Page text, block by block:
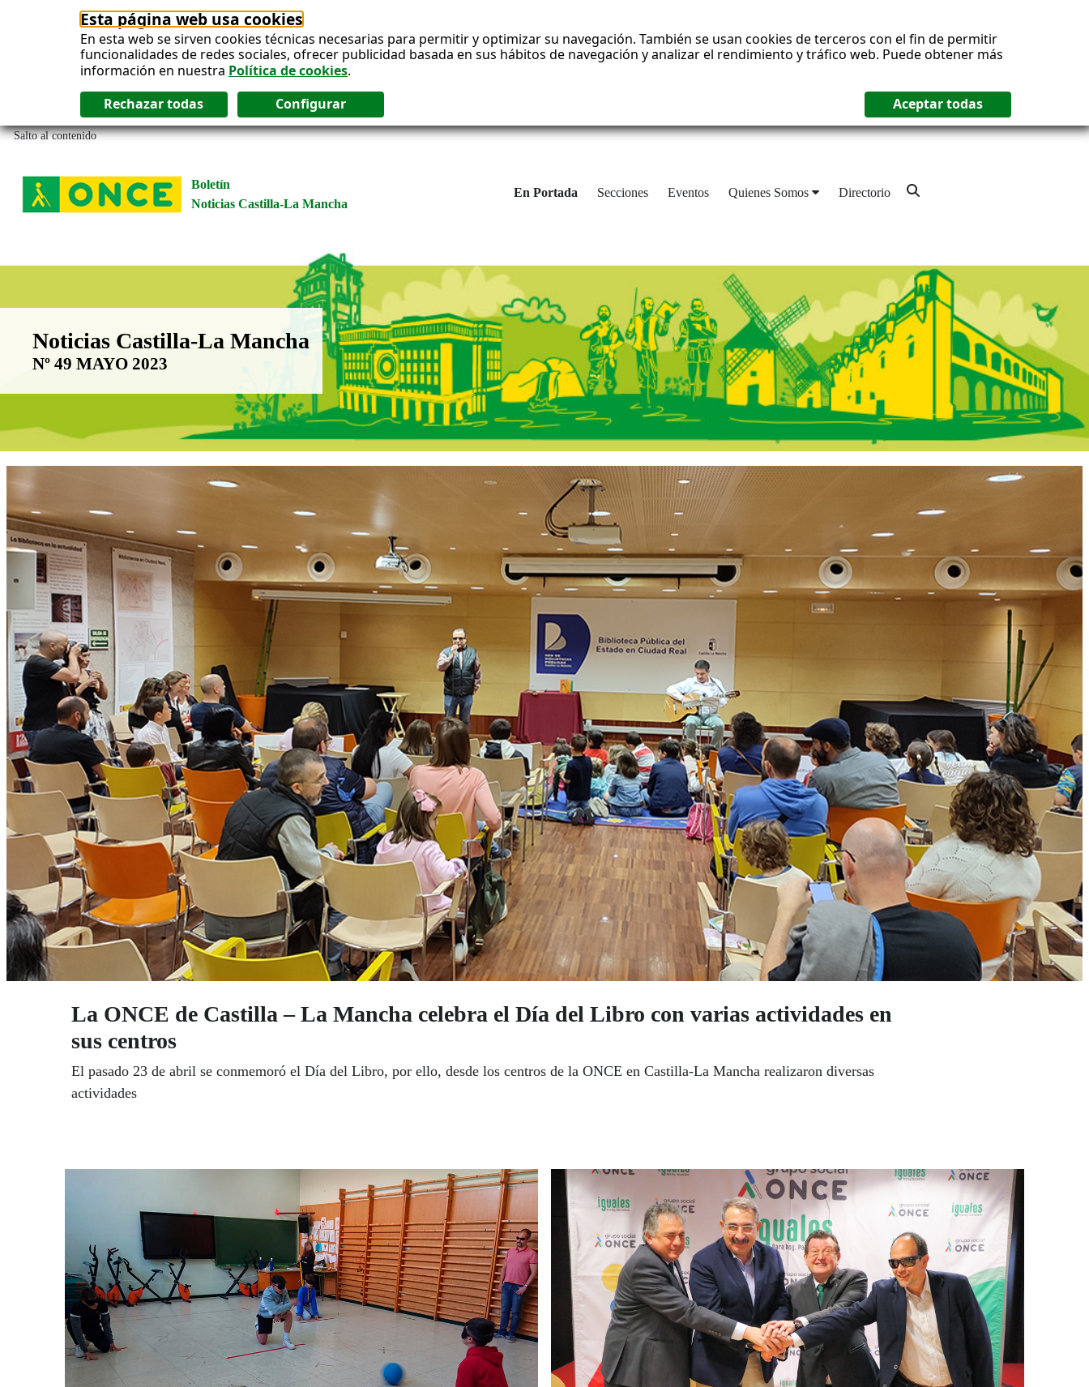
Esta página web usa cookies
En esta web se sirven cookies técnicas necesarias para permitir y optimizar su navegación. También se usan cookies de terceros con el fin de permitir
funcionalidades de redes sociales, ofrecer publicidad basada en sus hábitos de navegación y analizar el rendimiento y tráfico web. Puede obtener más
información en nuestra Política de cookies.
Salto al contenido
Boletín
Noticias Castilla-La Mancha
En Portada Secciones Eventos Quienes Somos Directorio
Boletín Noticias Castilla-La Mancha
Noticias Castilla-La Mancha
Nº 49 MAYO 2023
Boletín Noticias Castilla-La Mancha - En
La ONCE de Castilla – La Mancha celebra el Día del Libro con varias actividades en
sus centros
El pasado 23 de abril se conmemoró el Día del Libro, por ello, desde los centros de la ONCE en Castilla-La Mancha realizaron diversas
actividades